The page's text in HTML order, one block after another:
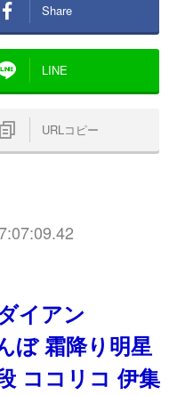
Share
LINE
URLコピー
イアン
ぼ 霜降り明星
ココリコ 伊集